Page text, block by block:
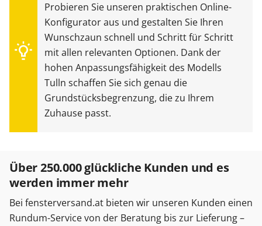
Probieren Sie unseren praktischen Online-
Konfigurator aus und gestalten Sie Ihren
Wunschzaun schnell und Schritt für Schritt
mit allen relevanten Optionen. Dank der
hohen Anpassungsfähigkeit des Modells
Tulln schaffen Sie sich genau die
Grundstücksbegrenzung, die zu Ihrem
Zuhause passt.
Über 250.000 glückliche Kunden und es
werden immer mehr
Bei fensterversand.at bieten wir unseren Kunden einen
Rundum-Service von der Beratung bis zur Lieferung –